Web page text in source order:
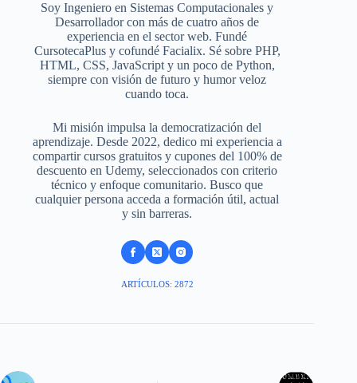
Soy Ingeniero en Sistemas Computacionales y
Desarrollador con más de cuatro años de
experiencia en el sector web. Fundé
CursotecaPlus y cofundé Facialix. Sé sobre PHP,
HTML, CSS, JavaScript y un poco de Python,
siempre con visión de futuro y humor veloz
cuando toca.
Mi misión impulsa la democratización del
aprendizaje. Desde 2022, dedico mi experiencia a
compartir cursos gratuitos y cupones del 100% de
descuento en Udemy, seleccionados con criterio
técnico y enfoque comunitario. Busco que
cualquier persona acceda a formación útil, actual
y sin barreras.
ARTÍCULOS: 2872